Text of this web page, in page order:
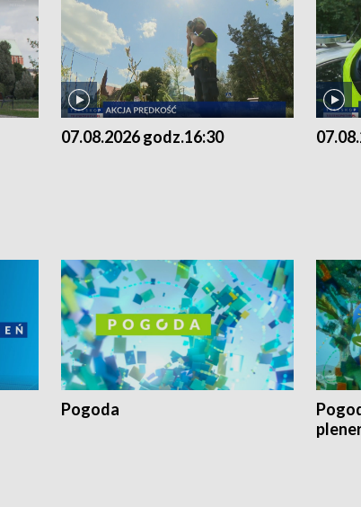
07.08.2026 godz.16:30
Pogoda